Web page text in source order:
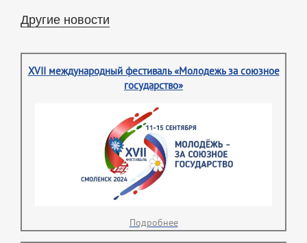
Другие новости
XVII международный фестиваль «Молодежь за союзное
государство»
Подробнее